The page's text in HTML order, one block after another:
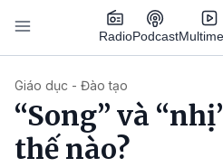
Nhảy đến nội dung
RadioPodcast
Giáo dục - Đào tạo
“Song” và
thế nào?